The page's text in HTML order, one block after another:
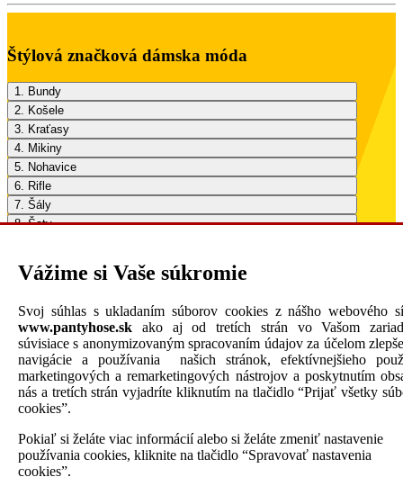
Štýlová značková dámska móda
1. Bundy
2. Košele
3. Kraťasy
4. Mikiny
5. Nohavice
6. Rifle
7. Šály
8. Šaty
10. Sukne
11. Svetre
13. Tričká
14. Dámska obuv
15. Bundy
16. Košele
17. Mikiny
18. Tričká
Vážime si Vaše súkromie
Svoj súhlas s ukladaním súborov cookies z nášho webového
www.pantyhose.sk ako aj od tretích strán vo Vašom
súvisiace s anonymizovaným spracovaním údajov za účelom
navigácie a používania našich stránok, efektívnejšieho
marketingových a remarketingových nástrojov a poskytnutím
nás a tretích strán vyjadríte kliknutím na tlačidlo “Prijať všetky
cookies”.
Pokiaľ si želáte viac informácií alebo si želáte zmeniť nastavenie
používania cookies, kliknite na tlačidlo “Spravovať nastavenia
cookies”.